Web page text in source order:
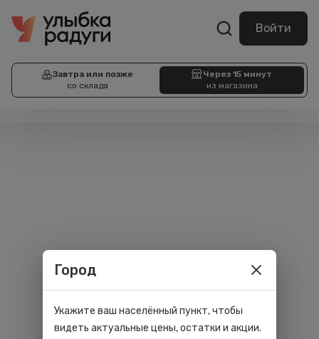
Войти
Завтра или позже
со склада
Через 15 минут
из магазина
Город
Укажите ваш населённый пункт, чтобы
видеть актуальные цены, остатки и акции.